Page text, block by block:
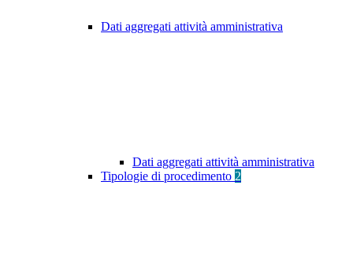
Dati aggregati attività amministrativa
Dati aggregati attività amministrativa
Tipologie di procedimento 2